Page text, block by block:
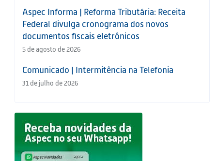
Aspec Informa | Reforma Tributária: Receita
Federal divulga cronograma dos novos
documentos fiscais eletrônicos
5 de agosto de 2026
Comunicado | Intermitência na Telefonia
31 de julho de 2026